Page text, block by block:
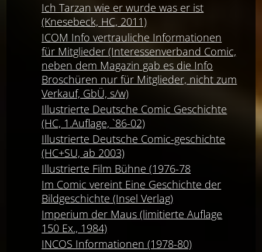
Ich Tarzan wie er wurde was er ist
(Knesebeck, HC, 2011)
ICOM Info vertrauliche Informationen
für Mitglieder (Interessenverband Comic,
neben dem Magazin gab es die Info
Broschüren nur für Mitglieder, nicht zum
Verkauf, GbÜ, s/w)
Illustrierte Deutsche Comic Geschichte
(HC, 1.Auflage, `86-02)
Illustrierte Deutsche Comic-geschichte
(HC+SU, ab 2003)
Illustrierte Film Bühne (1976-78
Im Comic vereint Eine Geschichte der
Bildgeschichte (Insel Verlag)
Imperium der Maus (limitierte Auflage
150 Ex., 1984)
INCOS Informationen (1978-80)